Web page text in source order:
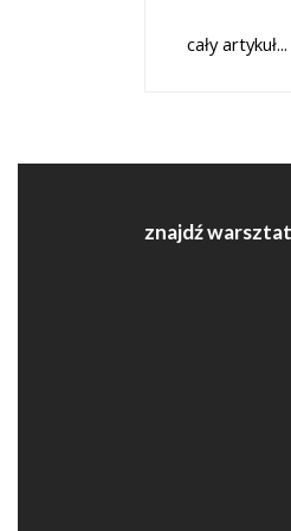
cały artykuł...
znajdź